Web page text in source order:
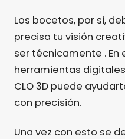
Los bocetos, por si,
precisa tu visión
ser técnicamente . En
herramientas
CLO 3D puede
con precisión.
Una vez con esto se